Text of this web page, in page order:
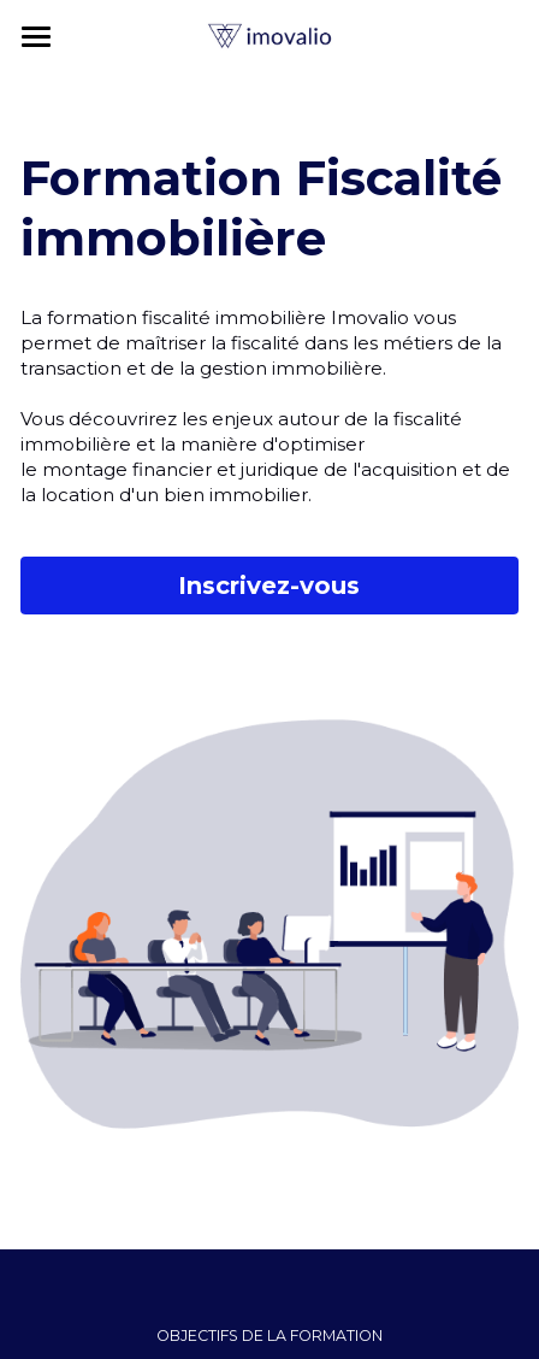
Expertise Valeur vénale
Expertise Valeur locative
Expertise Loyer commercial
Fonds de commerce
Droit au bail
Indemnité d'éviction
Vos enjeux
Estimer un local commercial
Succession / Donation
Achat / Vente
Financement bancaire
Comptabilité
Votre bien
Immobilier résidentiel
Immobilier commercial
Immobilier d'entreprise
Terrain & Foncier
Le cabinet
Pourquoi Imovalio ?
Votre expert immobilier
Nos valeurs
Références
Ressources
Blog
Simulateur Valeur Locative
07 56 80 31 56
contact@imovalio.com
CONTACTEZ-NOUS
Formation Fiscalité
immobilière
La formation fiscalité immobilière Imovalio vous
permet de maîtriser la fiscalité dans les métiers de la
transaction et de la gestion immobilière.
Vous découvrirez les enjeux autour de la fiscalité
immobilière et la manière d'optimiser
le montage financier et juridique de l'acquisition et de
la location d'un bien immobilier.
Inscrivez-vous
OBJECTIFS DE LA FORMATION
CATÉGORIES DE BLOG
Impôts
Références
Terrains
Valeur locative
Indemnité d'éviction